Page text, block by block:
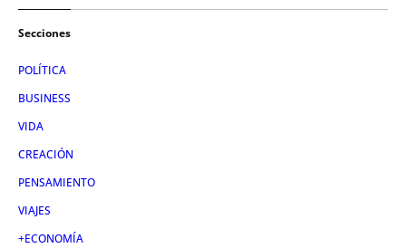
Secciones
POLÍTICA
BUSINESS
VIDA
CREACIÓN
PENSAMIENTO
VIAJES
+ECONOMÍA